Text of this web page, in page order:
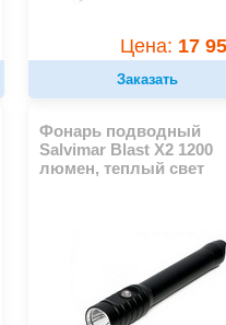
Цена: 17
Заказать
Фонарь подводный
Salvimar Blast X2 1200
люмен, теплый свет